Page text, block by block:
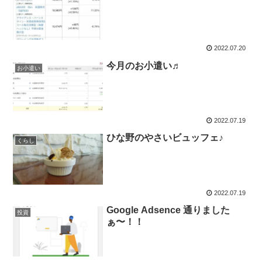
2022.07.20
お小遣い 今月のお小遣い♬
2022.07.19
くらし ひな野のやさいビュッフェ♪
2022.07.19
投資
Google Adsence 通りました
ぁ〜！！